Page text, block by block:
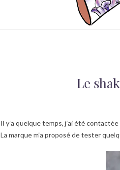
Le
Il y’a quelque temps, j’ai été contactée
La marque m’a proposé de tester